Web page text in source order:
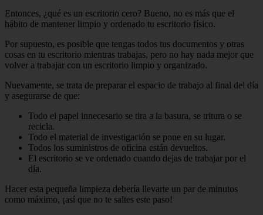
Entonces, ¿qué es un escritorio cero? Bueno, no es más que el
hábito de mantener limpio y ordenado tu escritorio físico.
Por supuesto, es posible que tengas todos tus documentos y otras
cosas en tu escritorio mientras trabajas, pero no hay nada mejor que
volver a trabajar con un escritorio limpio y organizado.
Nuevamente, se trata de preparar el espacio de trabajo al final del día
y asegurarse de que:
Todo el papel innecesario se tira a la basura, se tritura o se
recicla.
Todo el material de investigación se pone en su lugar.
Todos los suministros de oficina están devueltos.
El escritorio se ve ordenado cuando dejas de trabajar por el
día.
Hacer esta pequeña limpieza debería llevarte un par de minutos
como máximo, ¡así que no te saltes este paso!